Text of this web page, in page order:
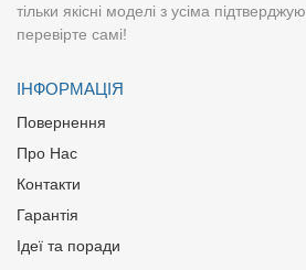
тільки якісні моделі з усіма
перевірте самі!
ІНФОРМАЦІЯ
Повернення
Про Нас
Контакти
Гарантія
Ідеї та поради